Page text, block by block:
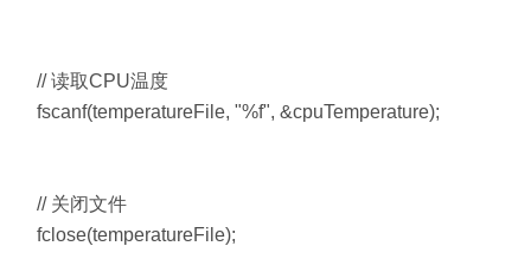
// 读取CPU温度
fscanf(temperatureFile, "%f", &cpuTemperature);
// 关闭文件
fclose(temperatureFile);